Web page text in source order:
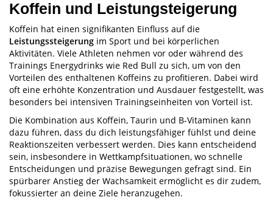
Koffein und Leistungsteigerung
Koffein hat einen signifikanten Einfluss auf die
Leistungssteigerung im Sport und bei körperlichen
Aktivitäten. Viele Athleten nehmen vor oder während des
Trainings Energydrinks wie Red Bull zu sich, um von den
Vorteilen des enthaltenen Koffeins zu profitieren. Dabei wird
oft eine erhöhte Konzentration und Ausdauer festgestellt, was
besonders bei intensiven Trainingseinheiten von Vorteil ist.
Die Kombination aus Koffein, Taurin und B-Vitaminen kann
dazu führen, dass du dich leistungsfähiger fühlst und deine
Reaktionszeiten verbessert werden. Dies kann entscheidend
sein, insbesondere in Wettkampfsituationen, wo schnelle
Entscheidungen und präzise Bewegungen gefragt sind. Ein
spürbarer Anstieg der Wachsamkeit ermöglicht es dir zudem,
fokussierter an deine Ziele heranzugehen.